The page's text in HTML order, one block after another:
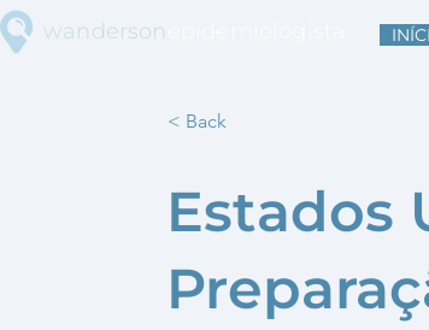
wanderson
< Back
Estados